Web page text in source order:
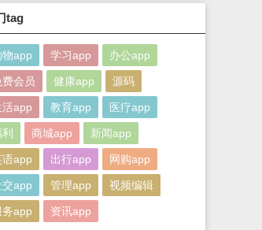
tag
物app 学习app 办公app
费会员 健康app 源码
活app 教育app 医疗app
商城app 新闻app
语app 出行app 网购app
交app 管理app 视频编辑
务app 资讯app